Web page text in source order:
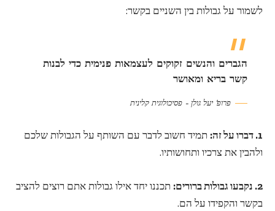
לשמור על גבולות בין השניים בקשר:
הגברים והנשים זקוקים לעצמאות פנימית כדי לבנות
קשר בריא ומאושר
פרופ' יעל גולן – פסיכולוגית קלינית
1. דברו על זה:
תמיד חשוב לדבר עם השותף על הגבולות שלכם
ולהבין את צרכיו ותחושותיו.
2. נקבעו גבולות ברורים:
תכננו יחד אילו גבולות אתם רוצים להציב
בקשר והקפידו על הם.